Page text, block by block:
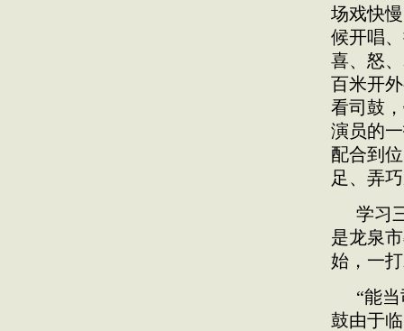
场戏快
候开唱
喜、怒
百米开
看司鼓
演员的
配合到
足、弄
学习
是龙泉
始，一
“能
鼓由于